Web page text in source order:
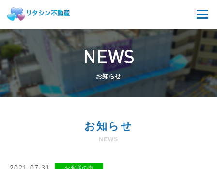
NEWS
お知らせ
お知らせ
NEWS